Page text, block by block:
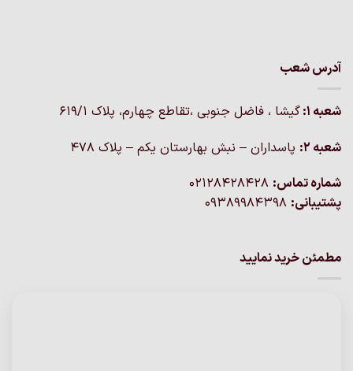
آدرس شعب
شعبه 1:
گيشا ، فاضل جنوبی ،تقاطع چهارم، پلاک 619/1
شعبه 2:
پاسداران – نبش بهارستان یکم – پلاک ۴۷۸
شماره تماس:
پشتیبانی:
مطمئن خرید نمایید